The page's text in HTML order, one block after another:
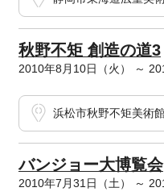
秋野不矩 創造の道3
2010年8月10日（火） ～
浜松市秋野不矩美術
バンジョー大博覧会
2010年7月31日（土） ～